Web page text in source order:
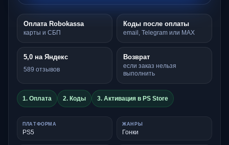
Оплата Robokassa
карты и СБП
Коды после оплаты
email, Telegram или MAX
5,0 на Яндекс
589 отзывов
Возврат
если заказ нельзя
выполнить
1. Оплата 2. Коды 3. Активация в PS Store
ПЛАТФОРМА
PS5
ЖАНРЫ
Гонки